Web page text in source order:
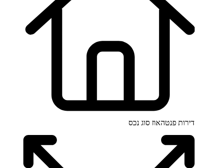
דירות פנטהאוז סוג נכס